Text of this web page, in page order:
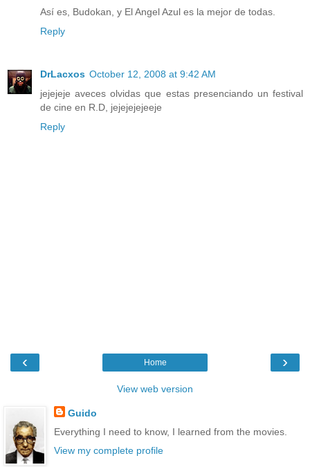
Así es, Budokan, y El Angel Azul es la mejor de todas.
Reply
DrLacxos October 12, 2008 at 9:42 AM
jejejeje aveces olvidas que estas presenciando un festival
de cine en R.D, jejejejejeeje
Reply
‹ ›
Home
View web version
Guido
Everything I need to know, I learned from the movies.
View my complete profile